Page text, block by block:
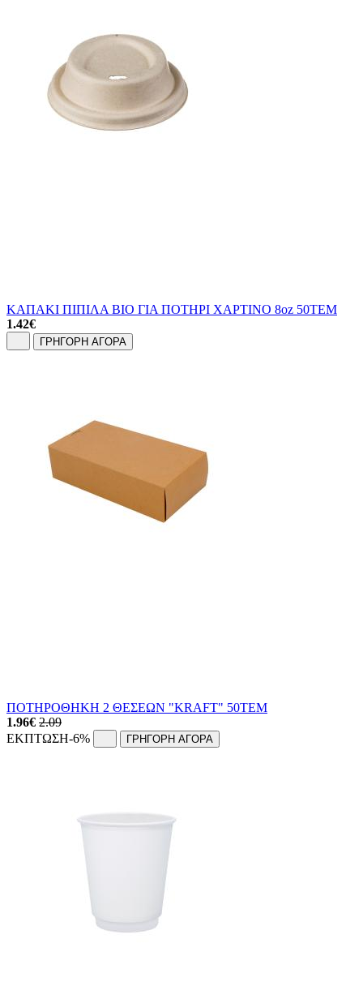
ΚΑΠΑΚΙ ΠΙΠΙΛΑ BIO ΓΙΑ ΠΟΤΗΡΙ ΧΑΡΤΙΝΟ 8oz 50ΤΕΜ
1.42€
ΓΡΗΓΟΡΗ ΑΓΟΡΑ
ΠΟΤΗΡΟΘΗΚΗ 2 ΘΕΣΕΩΝ "KRAFT" 50ΤΕΜ
1.96€ 2.09
ΕΚΠΤΩΣΗ-6% ΓΡΗΓΟΡΗ ΑΓΟΡΑ